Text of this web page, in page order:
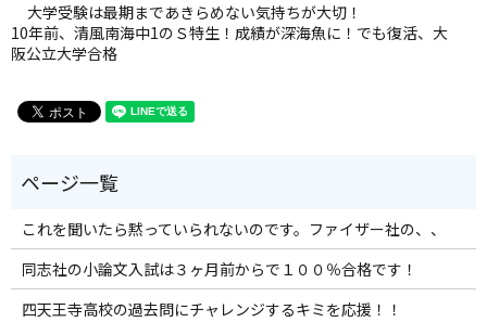
大学受験は最期まであきらめない気持ちが大切！
10年前、清風南海中1のＳ特生！成績が深海魚に！でも復活、大
阪公立大学合格
これを聞いたら黙っていられないのです。ファイザー社の、、
同志社の小論文入試は３ヶ月前からで１００％合格です！
四天王寺高校の過去問にチャレンジするキミを応援！！